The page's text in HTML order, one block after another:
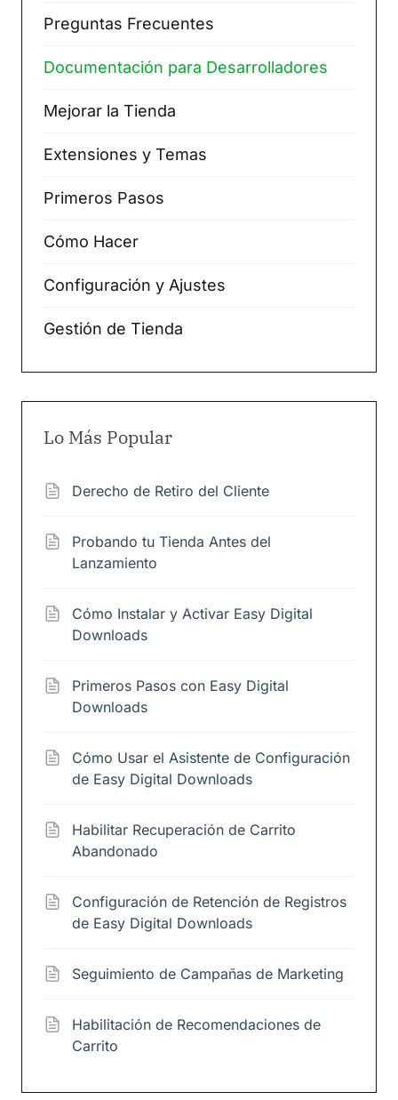
Preguntas Frecuentes
Documentación para Desarrolladores
Mejorar la Tienda
Extensiones y Temas
Primeros Pasos
Cómo Hacer
Configuración y Ajustes
Gestión de Tienda
Lo Más Popular
Derecho de Retiro del Cliente
Probando tu Tienda Antes del
Lanzamiento
Cómo Instalar y Activar Easy Digital
Downloads
Primeros Pasos con Easy Digital
Downloads
Cómo Usar el Asistente de Configuración
de Easy Digital Downloads
Habilitar Recuperación de Carrito
Abandonado
Configuración de Retención de Registros
de Easy Digital Downloads
Seguimiento de Campañas de Marketing
Habilitación de Recomendaciones de
Carrito